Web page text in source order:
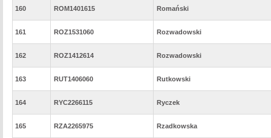
160 ROM1401615 Romański
161 ROZ1531060 Rozwadowski
162 ROZ1412614 Rozwadowski
163 RUT1406060 Rutkowski
164 RYC2266115 Ryczek
165 RZA2265975 Rzadkowska